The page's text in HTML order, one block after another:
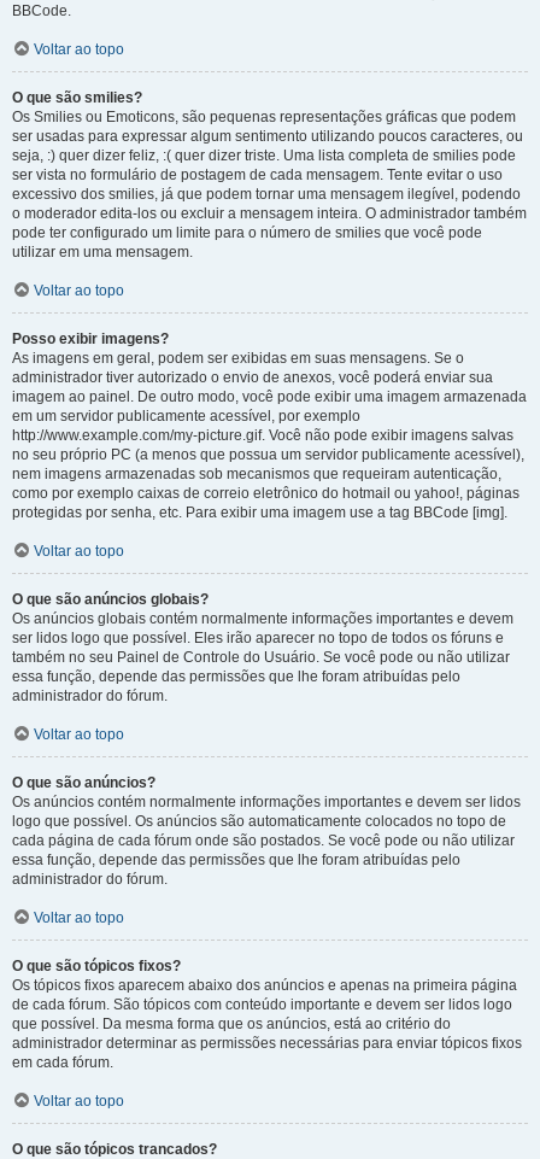
BBCode.
Voltar ao topo
O que são smilies?
Os Smilies ou Emoticons, são pequenas representações gráficas que podem
ser usadas para expressar algum sentimento utilizando poucos caracteres, ou
seja, :) quer dizer feliz, :( quer dizer triste. Uma lista completa de smilies pode
ser vista no formulário de postagem de cada mensagem. Tente evitar o uso
excessivo dos smilies, já que podem tornar uma mensagem ilegível, podendo
o moderador edita-los ou excluir a mensagem inteira. O administrador também
pode ter configurado um limite para o número de smilies que você pode
utilizar em uma mensagem.
Voltar ao topo
Posso exibir imagens?
As imagens em geral, podem ser exibidas em suas mensagens. Se o
administrador tiver autorizado o envio de anexos, você poderá enviar sua
imagem ao painel. De outro modo, você pode exibir uma imagem armazenada
em um servidor publicamente acessível, por exemplo
http://www.example.com/my-picture.gif. Você não pode exibir imagens salvas
no seu próprio PC (a menos que possua um servidor publicamente acessível),
nem imagens armazenadas sob mecanismos que requeiram autenticação,
como por exemplo caixas de correio eletrônico do hotmail ou yahoo!, páginas
protegidas por senha, etc. Para exibir uma imagem use a tag BBCode [img].
Voltar ao topo
O que são anúncios globais?
Os anúncios globais contém normalmente informações importantes e devem
ser lidos logo que possível. Eles irão aparecer no topo de todos os fóruns e
também no seu Painel de Controle do Usuário. Se você pode ou não utilizar
essa função, depende das permissões que lhe foram atribuídas pelo
administrador do fórum.
Voltar ao topo
O que são anúncios?
Os anúncios contém normalmente informações importantes e devem ser lidos
logo que possível. Os anúncios são automaticamente colocados no topo de
cada página de cada fórum onde são postados. Se você pode ou não utilizar
essa função, depende das permissões que lhe foram atribuídas pelo
administrador do fórum.
Voltar ao topo
O que são tópicos fixos?
Os tópicos fixos aparecem abaixo dos anúncios e apenas na primeira página
de cada fórum. São tópicos com conteúdo importante e devem ser lidos logo
que possível. Da mesma forma que os anúncios, está ao critério do
administrador determinar as permissões necessárias para enviar tópicos fixos
em cada fórum.
Voltar ao topo
O que são tópicos trancados?